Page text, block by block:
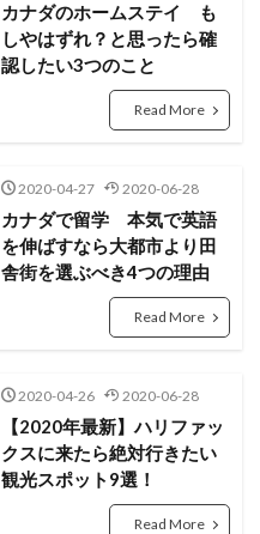
カナダのホームステイ も
しやはずれ？と思ったら確
認したい3つのこと
Read More
2020-04-27 2020-06-28
カナダで留学 本気で英語
を伸ばすなら大都市より田
舎街を選ぶべき4つの理由
Read More
2020-04-26 2020-06-28
【2020年最新】ハリファッ
クスに来たら絶対行きたい
観光スポット9選！
Read More